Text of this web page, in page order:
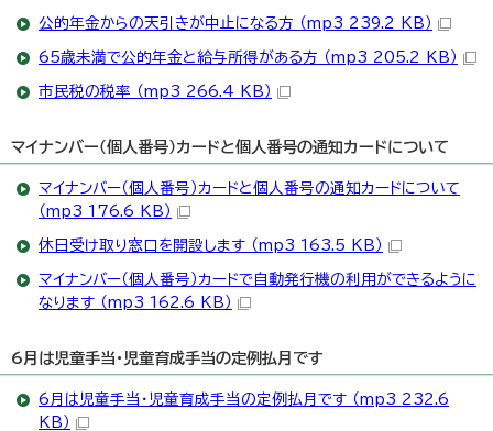
公的年金からの天引きが中止になる方 （mp3 239.2 KB）
65歳未満で公的年金と給与所得がある方 （mp3 205.2 KB）
市民税の税率 （mp3 266.4 KB）
マイナンバー（個人番号）カードと個人番号の通知カードについて
マイナンバー（個人番号）カードと個人番号の通知カードについて
（mp3 176.6 KB）
休日受け取り窓口を開設します （mp3 163.5 KB）
マイナンバー（個人番号）カードで自動発行機の利用ができるように
なります （mp3 162.6 KB）
6月は児童手当・児童育成手当の定例払月です
6月は児童手当・児童育成手当の定例払月です （mp3 232.6
KB）